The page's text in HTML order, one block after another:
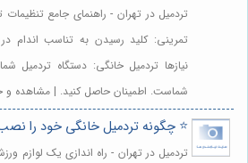
تردمیل در تهران - راهنمای جامع
تمرینی: کلید رسیدن به تناسب اندام
نیازها تردمیل خانگی: دستگاه تردمیل
شماست. اطمینان حاصل کنید. | مشاهده و
⭐️ چگونه تردمیل خانگی خود را نصب
تردمیل در تهران - راه اندازی یک لوازم